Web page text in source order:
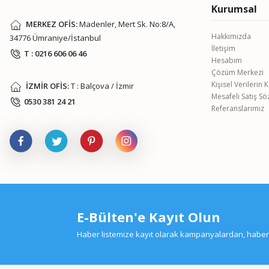
MERKEZ OFİS:Madenler, Mert Sk. No:8/A,
34776 Ümraniye/İstanbul
T : 0216 606 06 46
İZMİR OFİS:T : Balçova / İzmir
0530 381 24 21
Kurumsal
Hakkımızda
İletişim
Hesabım
Çözüm Merkezi
Kişisel Verilerin
Mesafeli Satış
Referanslarımız
E-Bülten'e Kayıt Olun
Haber listemize kayıt olarak kampanyalardan,